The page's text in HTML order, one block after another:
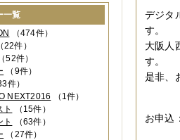
デジタ
す。
大阪人
す。
是非、
お申込
（2件）
（3件）
（3件）
（4件）
（2件）
（5件）
（3件）
（3件）
（2件）
（3件）
（1件）
一覧
（474件）
22件）
52件）
（9件）
件）
NEXT2016 （1件）
ト
（15件）
ト
（63件）
（27件）